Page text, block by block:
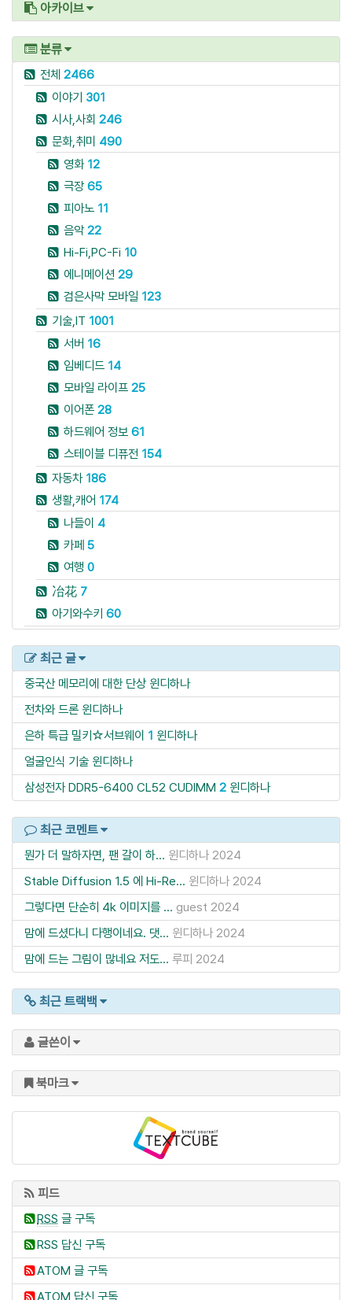
아카이브
분류
전체 2466
이야기 301
시사,사회 246
문화,취미 490
영화 12
극장65
피아노 11
음악22
Hi-Fi,PC-Fi 10
에니메이션 29
검은사막 모바일 123
기술,IT 1001
서버 16
임베디드 14
모바일 라이프 25
이어폰 28
하드웨어 정보 61
스테이블 디퓨전 154
자동차 186
생활,캐어 174
나들이 4
카페 5
여행 0
冶花 7
아기와수키 60
최근 글
중국산 메모리에 대한 단상 윈디하나
전차와 드론 윈디하나
은하 특급 밀키☆서브웨이 1 윈디하나
얼굴인식 기술 윈디하나
삼성전자 DDR5-6400 CL52 CUDIMM 2 윈디하나
최근 코멘트
뭔가 더 말하자면, 팬 갈이 하... 윈디하나 2024
Stable Diffusion 1.5 에 Hi-Re... 윈디하나 2024
그렇다면 단순히 4k 이미지를 ... guest 2024
맘에 드셨다니 다행이네요. 댓... 윈디하나 2024
맘에 드는 그림이 많네요 저도... 루피 2024
최근 트랙백
글쓴이
북마크
피드
RSS 글 구독
RSS 답신 구독
ATOM 글 구독
ATOM 답신 구독